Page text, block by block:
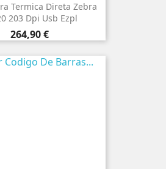
Termica Direta Zebra
203 Dpi Usb Ezpl
Preço
264,90 €